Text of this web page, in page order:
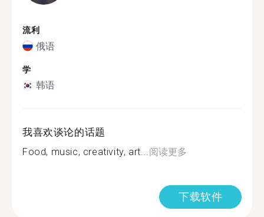
流利
俄语
学
韩语
我喜欢谈论的话题
Food, music, creativity, art...阅读更多
下载软件